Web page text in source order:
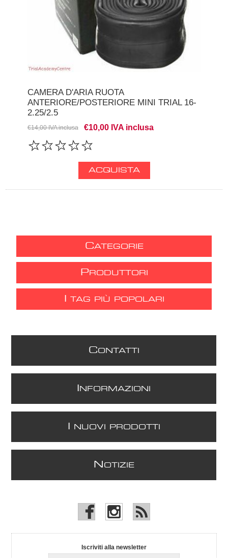
CAMERA D'ARIA RUOTA
ANTERIORE/POSTERIORE MINI TRIAL 16-
2.25/2.5
€14,00 IVA inclusa €10,00 IVA inclusa
CATEGORIE
PRODUTTORI
TAG PIÙ POPOLARI
CONTATTI
NFORMAZIONI
NUOVI PRODOTTI
N OTIZIE
Iscriviti alla newsletter